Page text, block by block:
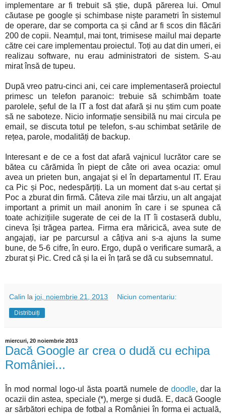
implementare ar fi trebuit să știe, după părerea lui. Omul
căutase pe google și schimbase niște parametri în sistemul
de operare, dar se comporta ca și când ar fi scos din flăcări
200 de copii. Neamțul, mai tont, trimisese mailul mai departe
către cei care implementau proiectul. Toți au dat din umeri, ei
realizau software, nu erau administratori de sistem. S-au
mirat însă de tupeu.
După vreo patru-cinci ani, cei care implementaseră proiectul
primesc un telefon paranoic: trebuie să schimbăm toate
parolele, șeful de la IT a fost dat afară și nu știm cum poate
să ne saboteze. Nicio informație sensibilă nu mai circula pe
email, se discuta totul pe telefon, s-au schimbat setările de
rețea, parole, modalități de backup.
Interesant e de ce a fost dat afară vajnicul lucrător care se
bătea cu cărămida în piept de câte ori avea ocazia: omul
avea un prieten bun, angajat și el în departamentul IT. Erau
ca Pic și Poc, nedespărțiți. La un moment dat s-au certat și
Poc a zburat din firmă. Câteva zile mai târziu, un alt angajat
important a primit un mail anonim în care i se spunea că
toate achizițiile sugerate de cei de la IT îi costaseră dublu,
cineva își trăgea partea. Firma era măricică, avea sute de
angajați, iar pe parcursul a câțiva ani s-a ajuns la sume
bune, de 5-6 cifre, în euro. Ergo, după o verificare sumară, a
zburat și Pic. Cred că și la ei în țară se dă cu subsemnatul.
Calin la joi, noiembrie 21, 2013 Niciun comentariu:
Distribuiți
miercuri, 20 noiembrie 2013
Dacă Google ar crea o dudă cu echipa
României...
În mod normal logo-ul ăsta poartă numele de doodle, dar la
ocazii din astea, speciale (*), merge și dudă. E, dacă Google
ar sărbători echipa de fotbal a României în forma ei actuală,